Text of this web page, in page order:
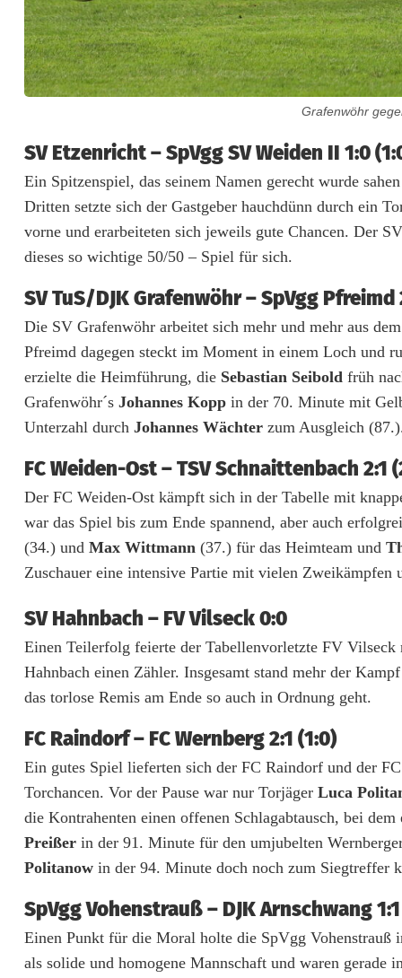
p
t
W
i
d
e
n
r
S
e
r
e
i
m
p
i
t
z
e
n
p
i
e
l
d
Grafenwöhr
SV Etzenricht – SpVgg SV Weiden II 1:0
Ein Spitzenspiel, das seinem Namen gerecht wurde
Dritten setzte sich der Gastgeber hauchdünn durch ein
vorne und erarbeiteten sich jeweils gute Chancen. Der
dieses so wichtige 50/50 – Spiel für sich.
SV TuS/DJK Grafenwöhr – SpVgg Pfreimd
Die SV Grafenwöhr arbeitet sich mehr und mehr aus
Pfreimd dagegen steckt im Moment in einem Loch und
erzielte die Heimführung, die Sebastian Seibold früh
Grafenwöhr´s Johannes Kopp in der 70. Minute mit
Unterzahl durch Johannes Wächter zum Ausgleich
FC Weiden-Ost – TSV Schnaittenbach 2:1
Der FC Weiden-Ost kämpft sich in der Tabelle mit
war das Spiel bis zum Ende spannend, aber auch
(34.) und Max Wittmann (37.) für das Heimteam und
Zuschauer eine intensive Partie mit vielen Zweikämpfen
SV Hahnbach – FV Vilseck 0:0
Einen Teilerfolg feierte der Tabellenvorletzte FV Vilseck
Hahnbach einen Zähler. Insgesamt stand mehr der
das torlose Remis am Ende so auch in Ordnung geht.
FC Raindorf – FC Wernberg 2:1 (1:0)
Ein gutes Spiel lieferten sich der FC Raindorf und der
Torchancen. Vor der Pause war nur Torjäger Luca
die Kontrahenten einen offenen Schlagabtausch, bei
Preißer in der 91. Minute für den umjubelten
Politanow in der 94. Minute doch noch zum Siegtreffer
SpVgg Vohenstrauß – DJK Arnschwang
Einen Punkt für die Moral holte die SpVgg Vohenstrauß
als solide und homogene Mannschaft und waren gerade